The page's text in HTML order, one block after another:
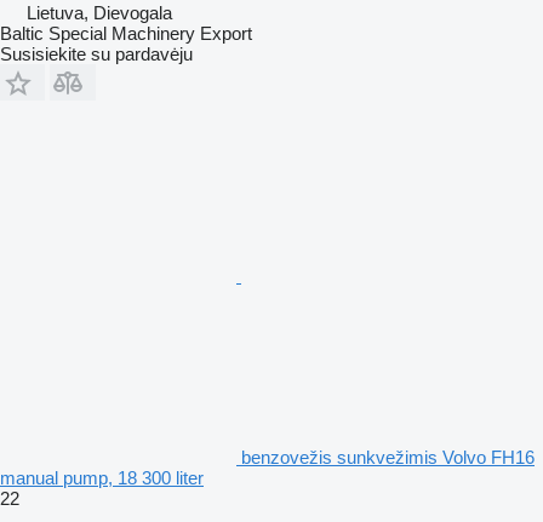
Lietuva, Dievogala
Baltic Special Machinery Export
Susisiekite su pardavėju
benzovežis sunkvežimis Volvo FH16
manual pump, 18 300 liter
22